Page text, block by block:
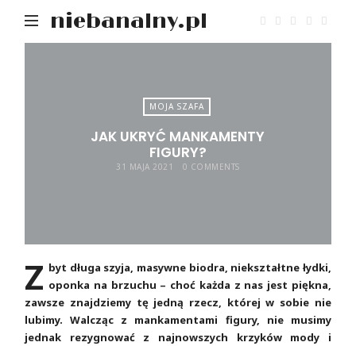
niebanalny.pl
MOJA SZAFA
JAK UKRYĆ MANKAMENTY
FIGURY?
31 MAJA 2021 0 COMMENTS
Z byt długa szyja, masywne biodra, niekształtne łydki,
oponka na brzuchu – choć każda z nas jest piękna,
zawsze znajdziemy tę jedną rzecz, której w sobie nie
lubimy. Walcząc z mankamentami figury, nie musimy
jednak rezygnować z najnowszych krzyków mody i